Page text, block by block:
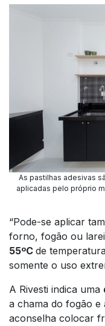
As pastilhas adesivas
aplicadas pelo próprio
“Pode-se aplicar
forno, fogão ou
55ºC de
somente o uso
A Rivesti indica uma
a chama do fogão e
aconselha colocar